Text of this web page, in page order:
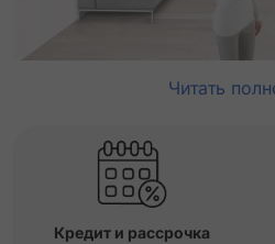
Читать
Кредит и рассрочка